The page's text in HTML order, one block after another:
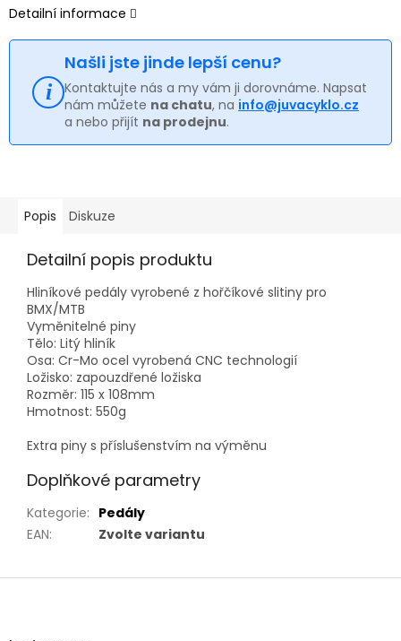
Detailní informace
Našli jste jinde lepší cenu?
Kontaktujte nás a my vám ji dorovnáme. Napsat
nám můžete na chatu, na info@juvacyklo.cz
a nebo přijít na prodejnu.
Popis Diskuze
Detailní popis produktu
Hliníkové pedály vyrobené z hořčíkové slitiny pro
BMX/MTB
Vyměnitelné piny
Tělo: Litý hliník
Osa: Cr-Mo ocel vyrobená CNC technologií
Ložisko: zapouzdřené ložiska
Rozměr: 115 x 108mm
Hmotnost: 550g
Extra piny s příslušenstvím na výměnu
Doplňkové parametry
Kategorie: Pedály
EAN: Zvolte variantu
Z